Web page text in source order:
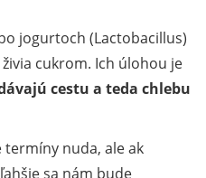
jogurtoch (Lactobacillus)
cukrom. Ich úlohou je
cestu a teda chlebu
nuda, ale ak
sa nám bude